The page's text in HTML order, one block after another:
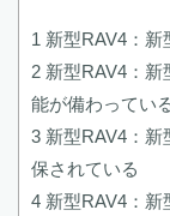
1 新型RAV4：新
2 新型RAV4：
能が備わってい
3 新型RAV4：新
保されている
4 新型RAV4：